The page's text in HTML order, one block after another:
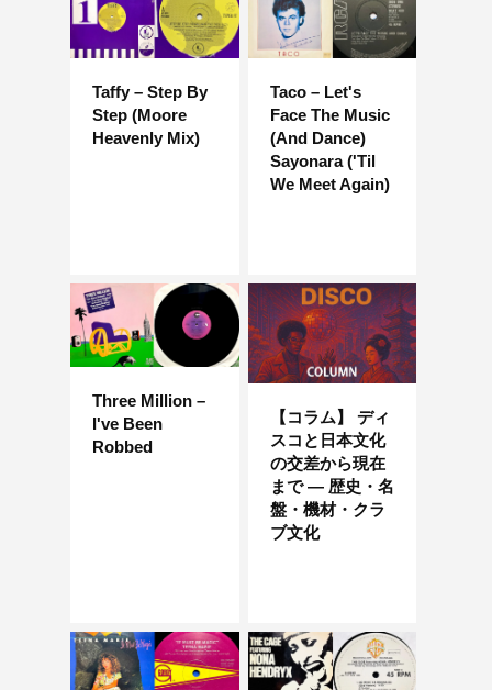
Taffy – Step By
Step (Moore
Heavenly Mix)
Taco – Let's
Face The Music
(And Dance)
Sayonara ('Til
We Meet Again)
Three Million –
I've Been
Robbed
【コラム】 ディ
スコと日本文化
の交差から現在
まで — 歴史・名
盤・機材・クラ
ブ文化